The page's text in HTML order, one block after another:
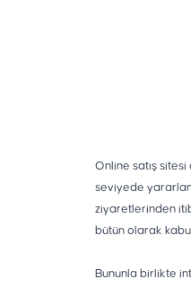
Online satış
seviyede
ziyaretlerinden
bütün olarak
Bununla birlikte